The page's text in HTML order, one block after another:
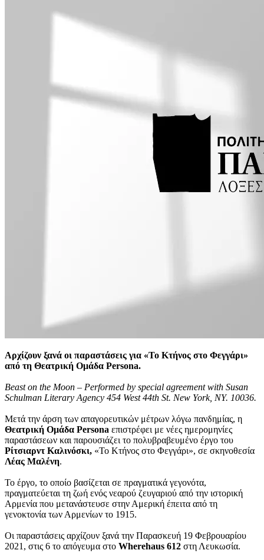
Αρχίζουν ξανά οι παραστάσεις για «Το Κτήνος στο Φεγγάρι»
από τη Θεατρική Ομάδα Persona.
Beast on the Moon – Performed by special agreement with Susan
Schulman Literary Agency 454 West 44th St. New York, NY. 10036.
Μετά την άρση των απαγορευτικών μέτρων λόγω πανδημίας, η
Θεατρική Ομάδα Persona επιστρέφει με νέες ημερομηνίες
παραστάσεων και παρουσιάζει το πολυβραβευμένο έργο του
Ρίτσιαρντ Καλινόσκι, «Το Κτήνος στο Φεγγάρι», σε σκηνοθεσία
Λέας Μαλένη.
Το έργο, το οποίο βασίζεται σε πραγματικά γεγονότα,
πραγματεύεται τη ζωή ενός νεαρού ζευγαριού από την ιστορική
Αρμενία που μετανάστευσε στην Αμερική έπειτα από τη
γενοκτονία των Αρμενίων το 1915.
Οι παραστάσεις αρχίζουν ξανά την Παρασκευή 19 Φεβρουαρίου
2021, στις 6 το απόγευμα στο Wherehaus 612 στη Λευκωσία.